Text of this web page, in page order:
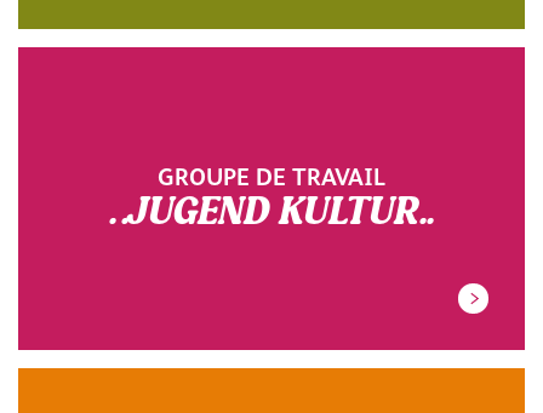
GROUPE DE TRAVAIL
.JUGEND KULTUR.